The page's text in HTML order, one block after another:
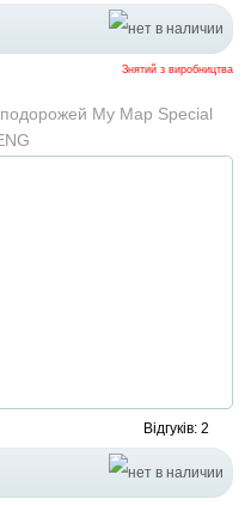
Знятий з виробництва
подорожей My Map Special
Відгуків: 2